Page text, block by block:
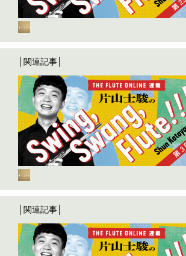
│関連記事│
│関連記事│